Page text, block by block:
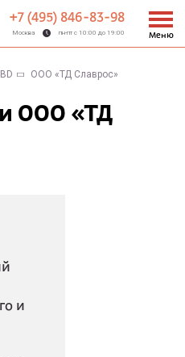
+7 (495) 846-83-98
Москва пн-пт с 10:00 до 19:00 Меню
ООО «ТД Славрос»
ООО «ТД
и